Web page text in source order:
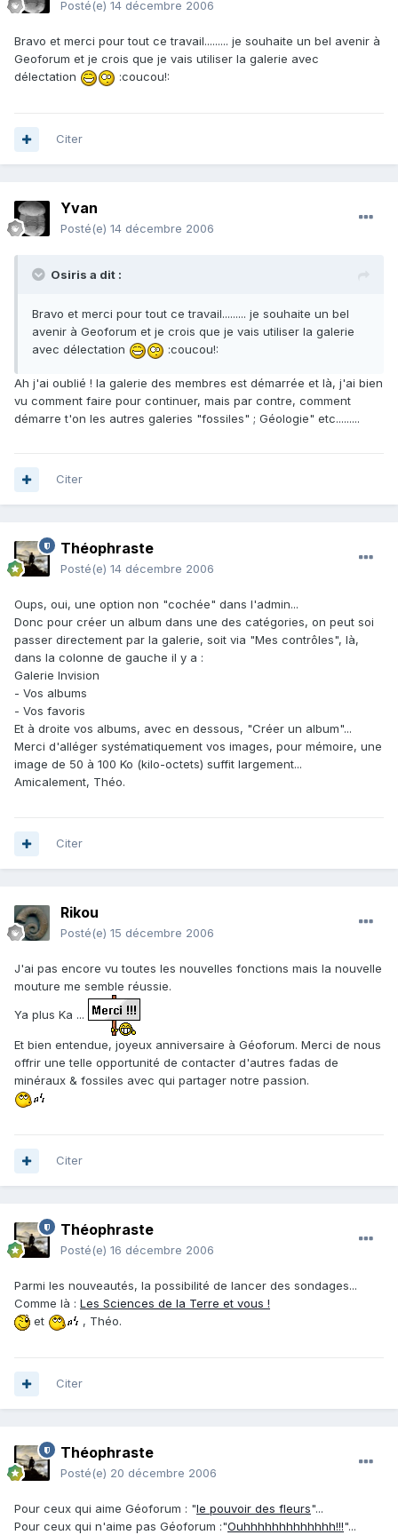
Posté(e) 14 décembre 2006
Bravo et merci pour tout ce travail......... je souhaite un bel avenir à
Geoforum et je crois que je vais utiliser la galerie avec
délectation
:coucou!:
Citer
Yvan
Posté(e) 14 décembre 2006
Osiris a dit :
Bravo et merci pour tout ce travail......... je souhaite un bel
avenir à Geoforum et je crois que je vais utiliser la galerie
avec délectation
:coucou!:
Ah j'ai oublié ! la galerie des membres est démarrée et là, j'ai bien
vu comment faire pour continuer, mais par contre, comment
démarre t'on les autres galeries "fossiles" ; Géologie" etc.........
Citer
Théophraste
Posté(e) 14 décembre 2006
Oups, oui, une option non "cochée" dans l'admin...
Donc pour créer un album dans une des catégories, on peut soi
passer directement par la galerie, soit via "Mes contrôles", là,
dans la colonne de gauche il y a :
Galerie Invision
- Vos albums
- Vos favoris
Et à droite vos albums, avec en dessous, "Créer un album"...
Merci d'alléger systématiquement vos images, pour mémoire, une
image de 50 à 100 Ko (kilo-octets) suffit largement...
Amicalement, Théo.
Citer
Rikou
Posté(e) 15 décembre 2006
J'ai pas encore vu toutes les nouvelles fonctions mais la nouvelle
mouture me semble réussie.
Ya plus Ka ...
Et bien entendue, joyeux anniversaire à Géoforum. Merci de nous
offrir une telle opportunité de contacter d'autres fadas de
minéraux & fossiles avec qui partager notre passion.
Citer
Théophraste
Posté(e) 16 décembre 2006
Parmi les nouveautés, la possibilité de lancer des sondages...
Comme là : Les Sciences de la Terre et vous !
et
, Théo.
Citer
Théophraste
Posté(e) 20 décembre 2006
Pour ceux qui aime Géoforum : "le pouvoir des fleurs"...
Pour ceux qui n'aime pas Géoforum :"Ouhhhhhhhhhhhhh!!!"...